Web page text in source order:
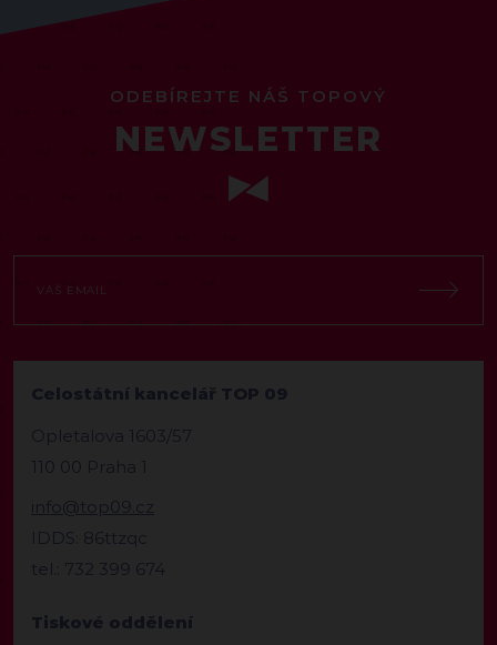
ODEBÍREJTE NÁŠ TOPOVÝ
NEWSLETTER
Celostátní kancelář TOP 09
Opletalova 1603/57
110 00 Praha 1
info@top09.cz
IDDS: 86ttzqc
tel.: 732 399 674
Tiskové oddělení